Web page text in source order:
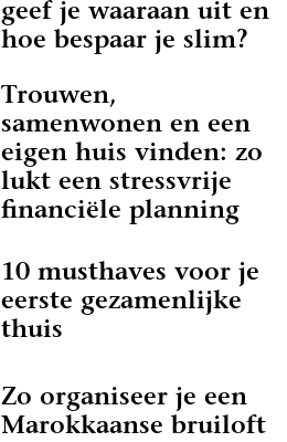
geef je waaraan uit en
hoe bespaar je slim?
Trouwen,
samenwonen en een
eigen huis vinden: zo
lukt een stressvrije
financiële planning
10 musthaves voor je
eerste gezamenlijke
thuis
Zo organiseer je een
Marokkaanse bruiloft